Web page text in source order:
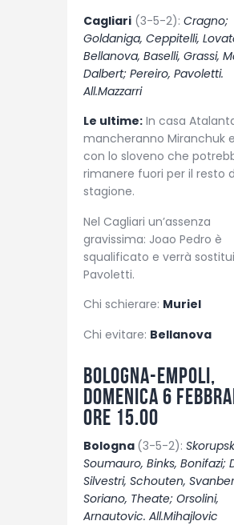
Cagliari (3-5-2): Cragno;
Goldaniga, Ceppitelli,
Bellanova, Baselli, Grassi,
Dalbert; Pereiro, Pavoletti.
All.Mazzarri
Le ultime: In casa
mancheranno Miranchuk
con lo sloveno che
rimanere fuori per il resto
stagione.
Nel Cagliari un’assenza
gravissima: Joao Pedro è
squalificato e verrà
Pavoletti.
Chi schierare: Muriel
Chi evitare: Bellanova
Bologna-Empoli,
domenica 6
ore 15.00
Bologna (3-5-2):
Soumauro, Binks, Bonifazi;
Silvestri, Schouten,
Soriano, Theate; Orsolini,
Arnautovic. All.Mihajlovic